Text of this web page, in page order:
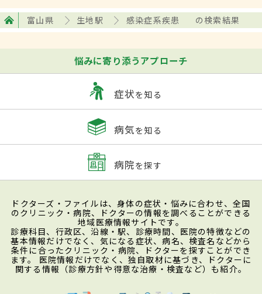
富山県 生地駅 感染症系疾患 の検索結果
悩みに寄り添うアプローチ
症状を知る
病気を知る
病院を探す
ドクターズ・ファイルは、身体の症状・悩みに合わせ、全国
のクリニック・病院、ドクターの情報を調べることができる
地域医療情報サイトです。
診療科目、行政区、沿線・駅、診療時間、医院の特徴などの
基本情報だけでなく、気になる症状、病名、検査名などから
条件に合ったクリニック・病院、ドクターを探すことができ
ます。 医院情報だけでなく、独自取材に基づき、ドクターに
関する情報（診療方針や得意な治療・検査など）も紹介。